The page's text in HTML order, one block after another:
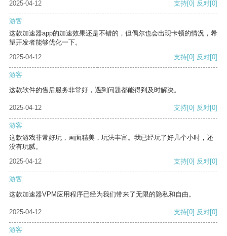
2025-04-12 支持[0] 反对[0]
游客
这款加速器app的加速效果还是不错的，但偶尔也会出现卡顿的情况，希
望开发者能够优化一下。
2025-04-12
支持[0] 反对[0]
游客
这款软件的售后服务非常好，遇到问题都能得到及时解决。
2025-04-12 支持[0] 反对[0]
游客
这款游戏非常好玩，画面精美，玩法丰富。我已经玩了好几个小时，还
没有玩腻。
2025-04-12
支持[0] 反对[0]
游客
这款加速器VPM应用程序已经为我们带来了无限的隐私和自由。
2025-04-12 支持[0] 反对[0]
游客